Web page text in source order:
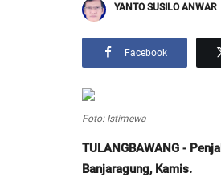
YANTO SUSILO ANWAR
Facebook
Foto: Istimewa
TULANGBAWANG -
Banjaragung, Kamis.